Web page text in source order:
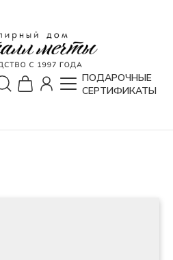
ПОДАРОЧНЫЕ
СЕРТИФИКАТЫ